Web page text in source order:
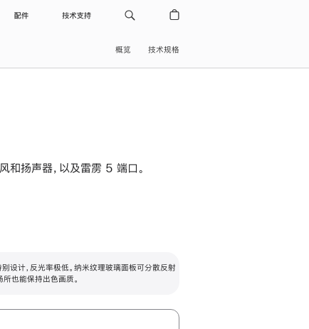
配件 技术支持
概览 技术规格
扬声器，以及雷雳 5 端口。
设计，反光率极低。纳米纹理玻璃面板可分散反射
也能保持出色画质。